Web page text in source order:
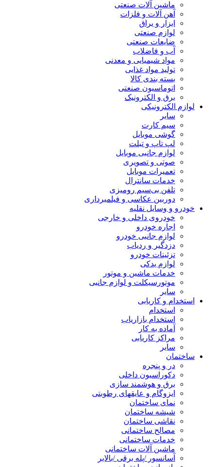
ماشین آلات صنعتی
آهن آلات و فلزات
ابزار و یراق
لوازم صنعتی
ضایعات صنعتی
آب و فاضلاب
مواد شیمیایی و معدنی
تولید مواد غذایی
بسته بندی کالا
اتوماسیون صنعتی
برق و الکترونیک
لوازم الکترونیکی
سایر
سیم کارت
گوشی موبایل
لپ تاپ و تبلت
لوازم جانبی موبایل
صوتی و تصویری
تعمیرات موبایل
خدمات سانترال
تلفن بی‌سیم رومیزی
دوربین عکاسی و فیلمبرداری
خودرو و وسایل نقلیه
خودروی داخلی و خارجی
اجاره خودرو
لوازم جانبی خودرو
دزدگیر و ردیاب
تزئینات خودرو
لوازم یدکی
خدمات ماشین و موتور
موتورسیکلت و لوازم جانبی
سایر
استخدام و کاریابی
استخدام
استخدام بازاریاب
آماده به کار
مراکز کاریابی
سایر
ساختمان
در و پنجره
دکوراسیون داخلی
برق و هوشمند سازی
ایزوگام و عایقهای رطوبتی
نمای ساختمان
شیشه ساختمان
نقاشی ساختمان
مصالح ساختمانی
خدمات ساختمانی
ماشین آلات ساختمانی
آسانسور /پله برقی /بالابر